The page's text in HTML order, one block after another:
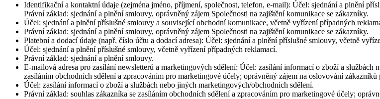
Identifikační a kontaktní údaje (zejména jméno, příjmení, společnost, telefon, e-mail): Účel: sjednání a plnění
Právní základ: sjednání a plnění smlouvy, oprávněný zájem Společnosti na zajištění komunikace se zákazníky.
Účel: sjednání a plnění příslušné smlouvy a související obchodní komunikace, včetně vyřízení případných
Právní základ: sjednání a plnění smlouvy, oprávněný zájem Společnosti na zajištění komunikace se zákazníky.
Platební a dodací údaje (např. číslo účtu a dodací adresa): Účel: sjednání a plnění příslušné smlouvy, včetně
Účel: sjednání a plnění příslušné smlouvy, včetně vyřízení případných reklamací.
Právní základ: sjednání a plnění smlouvy.
E-mailová adresa pro zasílání newsletterů a marketingových sdělení: Účel: zasílání informací o zboží a
zasíláním obchodních sdělení a zpracováním pro marketingové účely; oprávněný zájem na oslovování
Účel: zasílání informací o zboží a službách nebo jiných marketingových/obchodních sdělení.
Právní základ: souhlas zákazníka se zasíláním obchodních sdělení a zpracováním pro marketingové účely;